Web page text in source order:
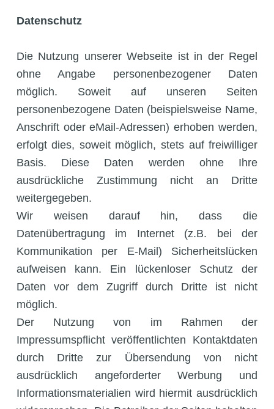
Datenschutz
Die Nutzung unserer Webseite ist in der Regel
ohne Angabe personenbezogener Daten
möglich. Soweit auf unseren Seiten
personenbezogene Daten (beispielsweise Name,
Anschrift oder eMail-Adressen) erhoben werden,
erfolgt dies, soweit möglich, stets auf freiwilliger
Basis. Diese Daten werden ohne Ihre
ausdrückliche Zustimmung nicht an Dritte
weitergegeben.
Wir weisen darauf hin, dass die
Datenübertragung im Internet (z.B. bei der
Kommunikation per E-Mail) Sicherheitslücken
aufweisen kann. Ein lückenloser Schutz der
Daten vor dem Zugriff durch Dritte ist nicht
möglich.
Der Nutzung von im Rahmen der
Impressumspflicht veröffentlichten Kontaktdaten
durch Dritte zur Übersendung von nicht
ausdrücklich angeforderter Werbung und
Informationsmaterialien wird hiermit ausdrücklich